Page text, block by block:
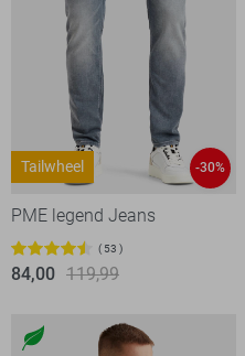
Tailwheel -30%
PME legend Jeans
53
84,00 119,99